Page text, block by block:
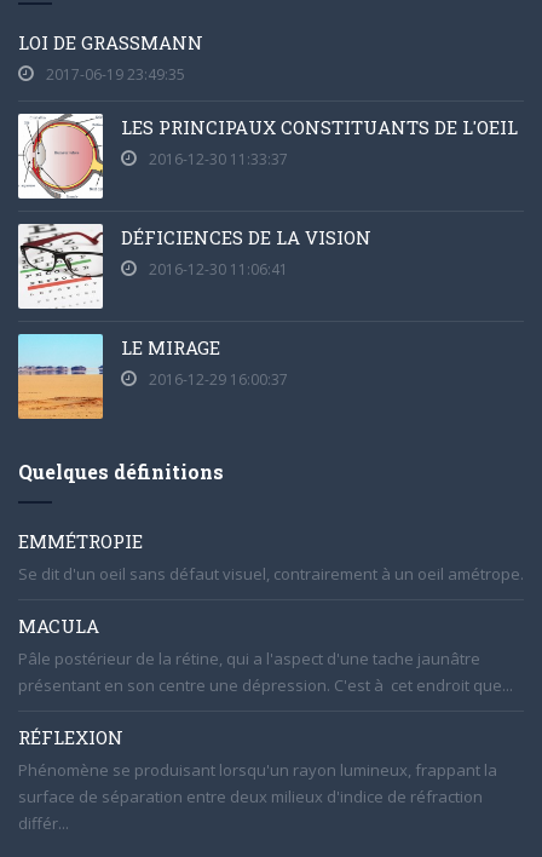
LOI DE GRASSMANN
2017-06-19 23:49:35
LES PRINCIPAUX CONSTITUANTS DE L'OEIL
2016-12-30 11:33:37
DÉFICIENCES DE LA VISION
2016-12-30 11:06:41
LE MIRAGE
2016-12-29 16:00:37
Quelques définitions
EMMÉTROPIE
Se dit d'un oeil sans défaut visuel, contrairement à un oeil amétrope.
MACULA
Pâle postérieur de la rétine, qui a l'aspect d'une tache jaunâtre
présentant en son centre une dépression. C'est à cet endroit que...
RÉFLEXION
Phénomène se produisant lorsqu'un rayon lumineux, frappant la
surface de séparation entre deux milieux d'indice de réfraction
différ...